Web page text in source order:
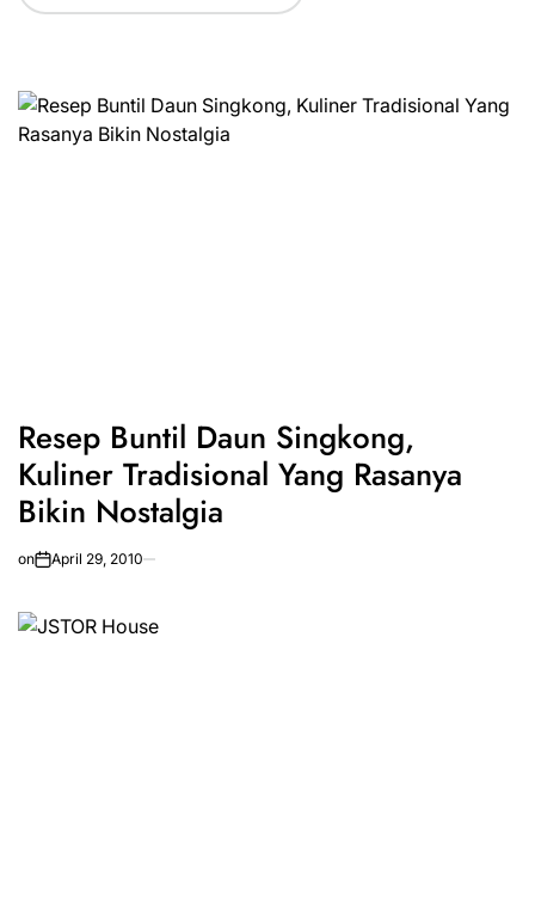
Resep Buntil Daun Singkong,
Kuliner Tradisional Yang Rasanya
Bikin Nostalgia
on April 29, 2010